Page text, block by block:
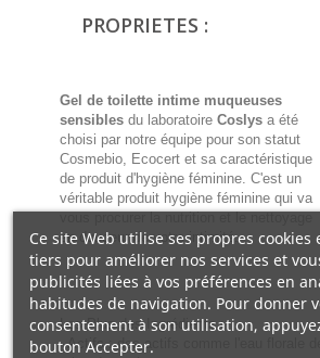
PROPRIETES :
Gel de toilette intime muqueuses
sensibles du laboratoire Coslys a été
choisi par notre équipe pour son statut
Cosmebio, Ecocert et sa caractéristique
de produit d'hygiène féminine. C'est un
véritable produit hygiène féminine qui va
en douceur de votre intimité.
Les Plus des Ingrédients :
- Actifs : des actifs comme l'eau florale de
Ce site Web utilise ses propres cookies
tiers pour améliorer nos services et
publicités liées à vos préférences en
habitudes de navigation. Pour donner
consentement à son utilisation,
bouton Accepter.